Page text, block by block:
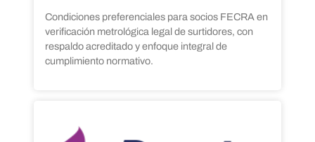
Condiciones preferenciales para socios FECRA en
verificación metrológica legal de surtidores, con
respaldo acreditado y enfoque integral de
cumplimiento normativo.